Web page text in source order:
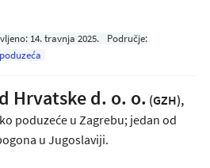
14. travnja 2025.
Područje:
poduzeća
Hrvatske d. o. o. (GZH),
poduzeće u Zagrebu; jedan od
u Jugoslaviji.